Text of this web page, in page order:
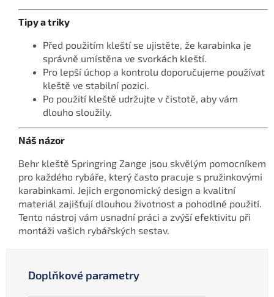
Tipy a triky
Před použitím kleští se ujistěte, že karabinka je
správně umístěna ve svorkách kleští.
Pro lepší úchop a kontrolu doporučujeme používat
kleště ve stabilní pozici.
Po použití kleště udržujte v čistotě, aby vám
dlouho sloužily.
Náš názor
Behr kleště Springring Zange jsou skvělým pomocníkem
pro každého rybáře, který často pracuje s pružinkovými
karabinkami. Jejich ergonomický design a kvalitní
materiál zajišťují dlouhou životnost a pohodlné použití.
Tento nástroj vám usnadní práci a zvýší efektivitu při
montáži vašich rybářských sestav.
Doplňkové parametry